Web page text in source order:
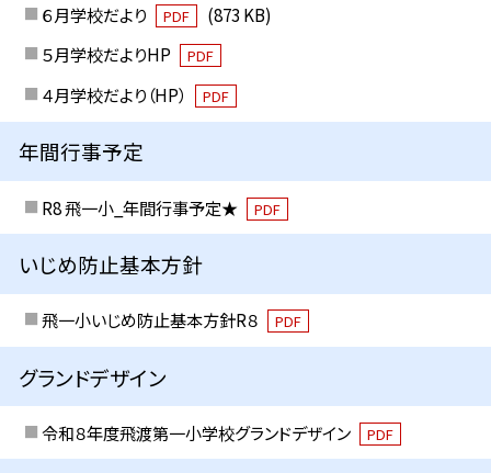
６月学校だより
PDF
(873 KB)
５月学校だよりHP
PDF
４月学校だより（HP） PDF
年間行事予定
R8 飛一小_年間行事予定★ PDF
いじめ防止基本方針
飛一小いじめ防止基本方針R８ PDF
グランドデザイン
令和８年度飛渡第一小学校グランドデザイン PDF